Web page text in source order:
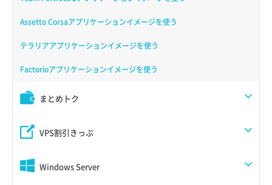
Assetto Corsaアプリケーションイメージを使う
テラリアアプリケーションイメージを使う
Factorioアプリケーションイメージを使う
まとめトク
VPS割引きっぷ
Windows Server